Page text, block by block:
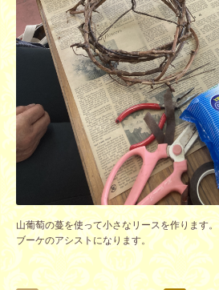
山葡萄の蔓を使って小さなリースを作ります。
ブーケのアシストになります。